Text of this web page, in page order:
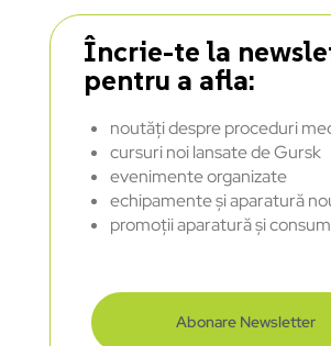
Încrie-te la
pentru a afla:
noutăți despre proceduri
cursuri noi lansate de Gursk
evenimente organizate
echipamente și aparatură
promoții aparatură și
Abonare Newsletter